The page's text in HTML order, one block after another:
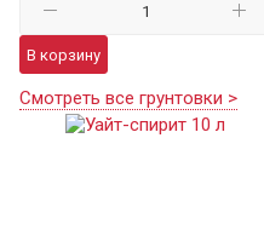
В корзину
Смотреть все грунтовки >